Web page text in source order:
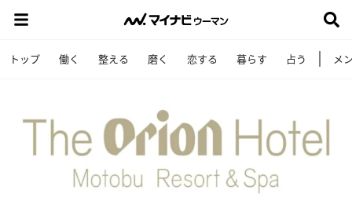
トップ 働く 整える 磨く 恋する 暮らす 占う メ